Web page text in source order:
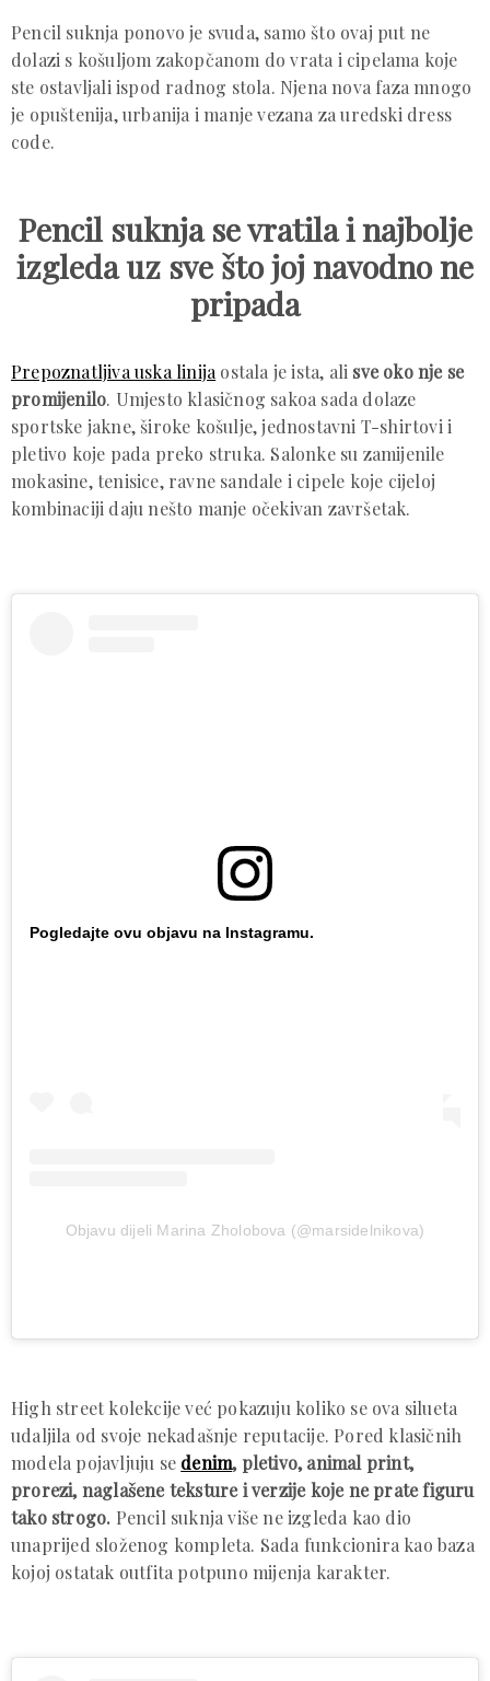
Pencil suknja ponovo je svuda, samo što ovaj put ne
dolazi s košuljom zakopčanom do vrata i cipelama koje
ste ostavljali ispod radnog stola. Njena nova faza mnogo
je opuštenija, urbanija i manje vezana za uredski dress
code.
Pencil suknja se vratila i najbolje
izgleda uz sve što joj navodno ne
pripada
Prepoznatljiva uska linijaostala je ista, ali sve oko nje se
promijenilo. Umjesto klasičnog sakoa sada dolaze
sportske jakne, široke košulje, jednostavni T-shirtovi i
pletivo koje pada preko struka. Salonke su zamijenile
mokasine, tenisice, ravne sandale i cipele koje cijeloj
kombinaciji daju nešto manje očekivan završetak.
Pogledajte ovu objavu na Instagramu.
Objavu dijeli Marina Zholobova (@marsidelnikova)
High street kolekcije već pokazuju koliko se ova silueta
udaljila od svoje nekadašnje reputacije. Pored klasičnih
modela pojavljuju se denim, pletivo, animal print,
prorezi, naglašene teksture i verzije koje ne prate figuru
tako strogo. Pencil suknja više ne izgleda kao dio
unaprijed složenog kompleta. Sada funkcionira kao baza
kojoj ostatak outfita potpuno mijenja karakter.